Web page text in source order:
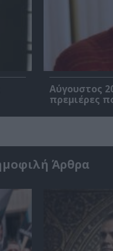
Αύγουστος
πρεμιέρες
Άρθρα